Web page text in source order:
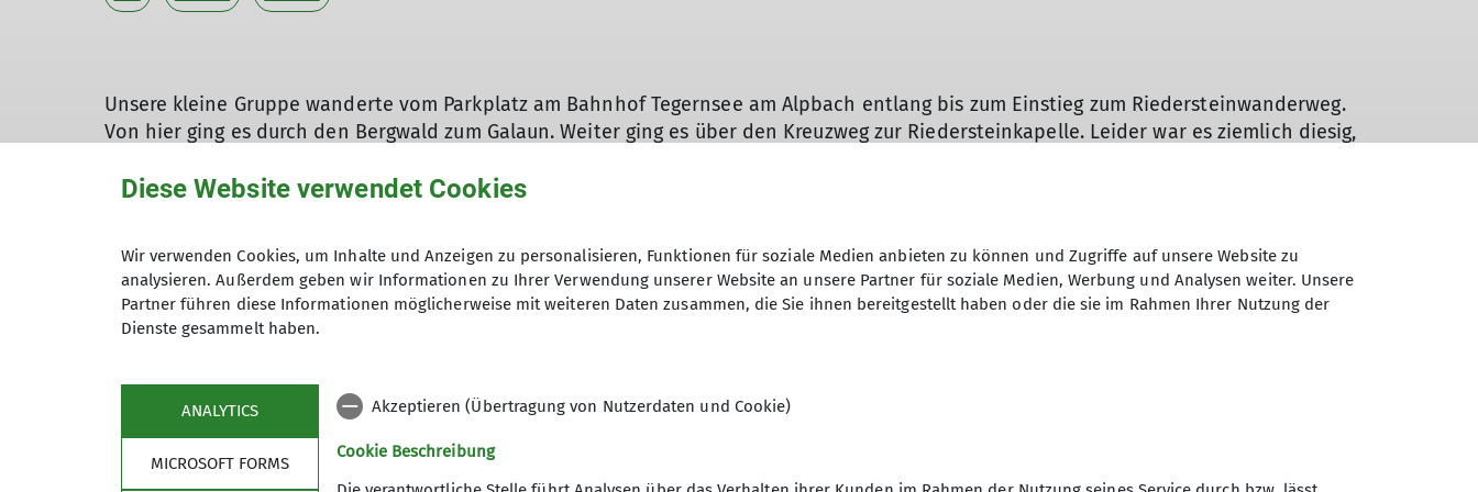
Unsere kleine Gruppe wanderte vom Parkplatz am Bahnhof Tegernsee am Alpbach entlang bis zum Einstieg zum Riedersteinwanderweg.
Von hier ging es durch den Bergwald zum Galaun. Weiter ging es über den Kreuzweg zur Riedersteinkapelle. Leider war es ziemlich diesig,
Rückweg für den etwas weiteren, einfacheren Wanderweg zum Berggasthaus Riederstein entschieden. Nachdem wir uns im Gasthaus
Noch nicht genug?
Diese Website verwendet Cookies
Wir verwenden Cookies, um Inhalte und Anzeigen zu personalisieren, Funktionen für soziale Medien anbieten zu können und Zugriffe auf unsere Website zu
analysieren. Außerdem geben wir Informationen zu Ihrer Verwendung unserer Website an unsere Partner für soziale Medien, Werbung und Analysen weiter. Unsere
Partner führen diese Informationen möglicherweise mit weiteren Daten zusammen, die Sie ihnen bereitgestellt haben oder die sie im Rahmen Ihrer Nutzung der
Dienste gesammelt haben.
ANALYTICS
MICROSOFT FORMS
Akzeptieren (Übertragung von Nutzerdaten und Cookie)
Cookie Beschreibung